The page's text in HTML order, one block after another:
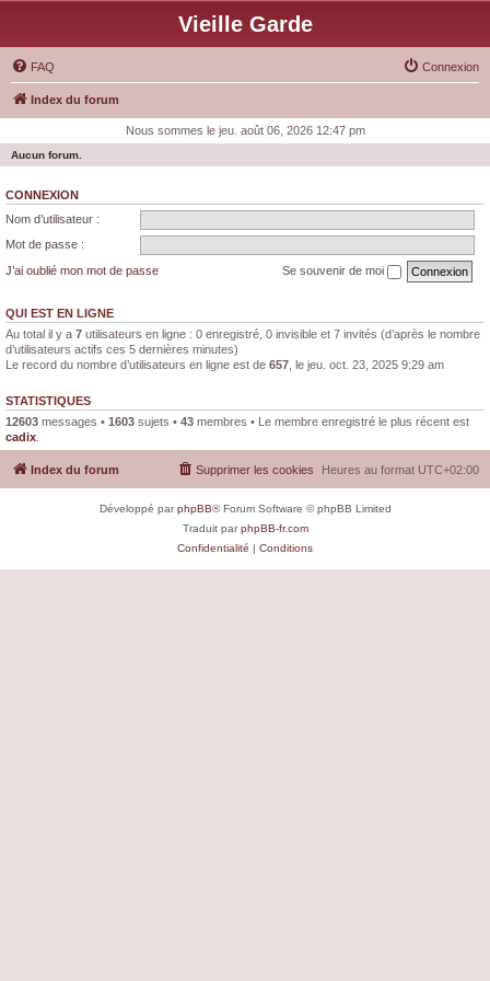
Vieille Garde
FAQ Connexion
Index du forum
Nous sommes le jeu. août 06, 2026 12:47 pm
Aucun forum.
CONNEXION
Nom d’utilisateur :
Mot de passe :
J’ai oublié mon mot de passe
Se souvenir de moi
QUI EST EN LIGNE
Au total il y a 7 utilisateurs en ligne : 0 enregistré, 0 invisible et 7 invités (d’après le nombre
d’utilisateurs actifs ces 5 dernières minutes)
Le record du nombre d’utilisateurs en ligne est de 657 , le jeu. oct. 23, 2025 9:29 am
STATISTIQUES
12603 messages • 1603 sujets • 43 membres • Le membre enregistré le plus récent est
cadix
Index du forum Heures au format UTC+02:00
Supprimer les cookies
Développé parphpBB® Forum Software © phpBB Limited
Traduit parphpBB-fr.com
Confidentialité | Conditions